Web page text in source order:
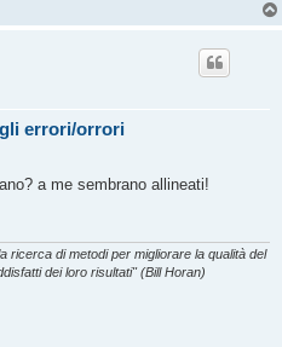
errori/orrori
a me sembrano allineati!
ricerca di metodi per migliorare la qualità del
dei loro risultati" (Bill Horan)